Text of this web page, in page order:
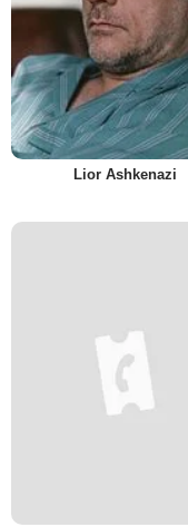
Lior Ashkenazi